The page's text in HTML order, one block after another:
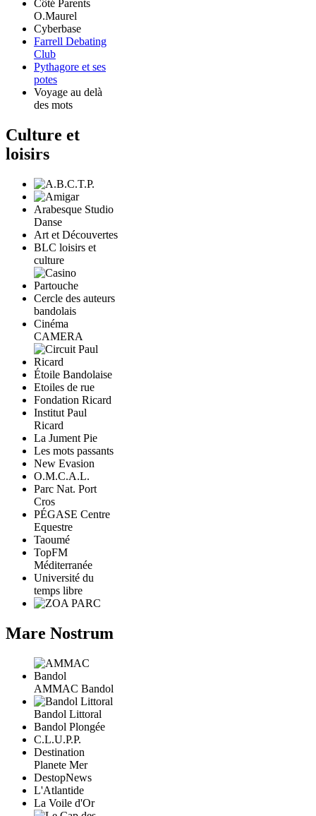
Côté Parents
O.Maurel
Cyberbase
Farrell Debating
Club
Pythagore et ses
potes
Voyage au delà
des mots
Culture et
loisirs
Arabesque Studio
Danse
Art et Découvertes
BLC loisirs et
culture
Cercle des auteurs
bandolais
Cinéma
CAMERA
Étoile Bandolaise
Etoiles de rue
Fondation Ricard
Institut Paul
Ricard
La Jument Pie
Les mots passants
New Evasion
O.M.C.A.L.
Parc Nat. Port
Cros
PÉGASE Centre
Equestre
Taoumé
TopFM
Méditerranée
Université du
temps libre
Mare Nostrum
AMMAC Bandol
Bandol Littoral
Bandol Plongée
C.L.U.P.P.
Destination
Planete Mer
DestopNews
L'Atlantide
La Voile d'Or